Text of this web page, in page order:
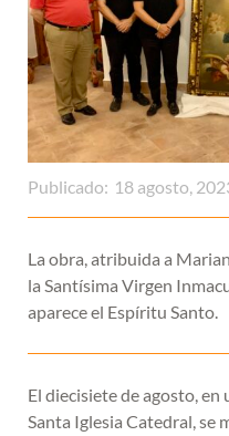
Publicado: 18 agosto,
La obra, atribuida a
la Santísima Virgen
aparece el Espíritu Santo.
El diecisiete de agosto,
Santa Iglesia Catedral, se